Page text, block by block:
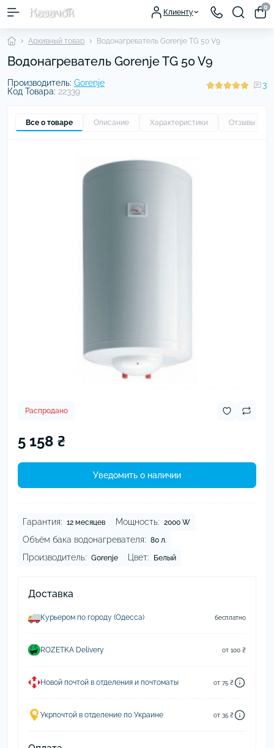
Клиенту
0
Архивный товар Водонагреватель Gorenje TG 50 V9
Водонагреватель Gorenje TG 50 V9
Производитель: Gorenje
Код Товара: 22339
3
Все о товаре Описание Характеристики Отзывы
Распродано
5 158 ₴
Уведомить о наличии
Гарантия: 12 месяцев Мощность: 2000 W
Объём бака водонагревателя: 80 л.
Производитель: Gorenje Цвет: Белый
Доставка
Курьером по городу (Одесса) бесплатно
ROZETKA Delivery от 100 ₴
Новой почтой в отделения и почтоматы от 75 ₴
Укрпочтой в отделение по Украине от 35 ₴